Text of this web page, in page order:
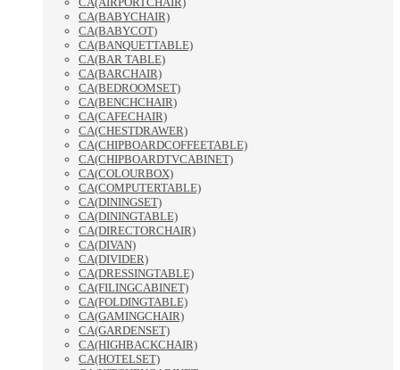
CA(BABYCHAIR)
CA(BABYCOT)
CA(BANQUETTABLE)
CA(BAR TABLE)
CA(BARCHAIR)
CA(BEDROOMSET)
CA(BENCHCHAIR)
CA(CAFECHAIR)
CA(CHESTDRAWER)
CA(CHIPBOARDCOFFEETABLE)
CA(CHIPBOARDTVCABINET)
CA(COLOURBOX)
CA(COMPUTERTABLE)
CA(DININGSET)
CA(DININGTABLE)
CA(DIRECTORCHAIR)
CA(DIVAN)
CA(DIVIDER)
CA(DRESSINGTABLE)
CA(FILINGCABINET)
CA(FOLDINGTABLE)
CA(GAMINGCHAIR)
CA(GARDENSET)
CA(HIGHBACKCHAIR)
CA(HOTELSET)